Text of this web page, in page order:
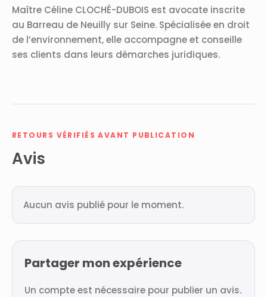
Maître Céline CLOCHÉ-DUBOIS est avocate inscrite
au Barreau de Neuilly sur Seine. Spécialisée en droit
de l’environnement, elle accompagne et conseille
ses clients dans leurs démarches juridiques.
RETOURS VÉRIFIÉS AVANT PUBLICATION
Avis
Aucun avis publié pour le moment.
Partager mon expérience
Un compte est nécessaire pour publier un avis.